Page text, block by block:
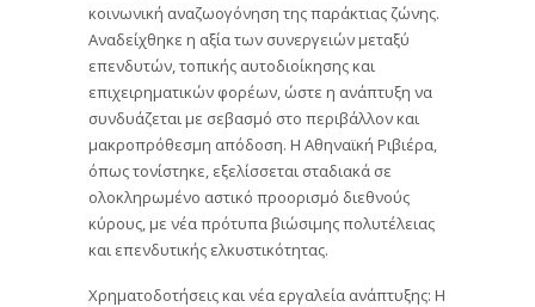
κοινωνική αναζωογόνηση της παράκτιας ζώνης.
Αναδείχθηκε η αξία των συνεργειών μεταξύ
επενδυτών, τοπικής αυτοδιοίκησης και
επιχειρηματικών φορέων, ώστε η ανάπτυξη να
συνδυάζεται με σεβασμό στο περιβάλλον και
μακροπρόθεσμη απόδοση. Η Αθηναϊκή Ριβιέρα,
όπως τονίστηκε, εξελίσσεται σταδιακά σε
ολοκληρωμένο αστικό προορισμό διεθνούς
κύρους, με νέα πρότυπα βιώσιμης πολυτέλειας
και επενδυτικής ελκυστικότητας.
Χρηματοδοτήσεις και νέα εργαλεία ανάπτυξης: Η